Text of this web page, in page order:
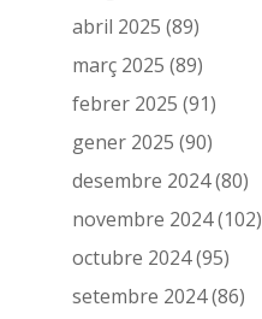
abril 2025 (89)
març 2025 (89)
febrer 2025 (91)
gener 2025 (90)
desembre 2024(80)
novembre 2024(102)
octubre 2024(95)
setembre 2024(86)